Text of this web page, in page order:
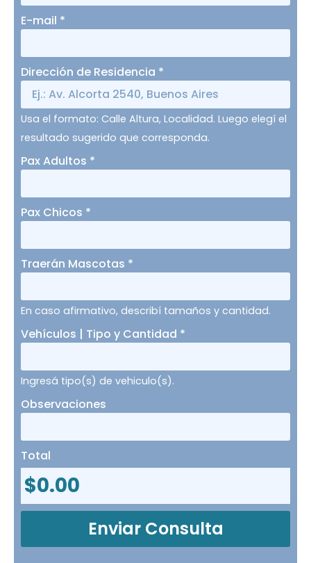
E-mail *
Dirección de Residencia *
Usa el formato: Calle Altura, Localidad. Luego elegí el
resultado sugerido que corresponda.
Pax Adultos *
Pax Chicos *
Traerán Mascotas *
En caso afirmativo, describí tamaños y cantidad.
Vehículos | Tipo y Cantidad *
Ingresá tipo(s) de vehiculo(s).
Observaciones
Total
$0.00
Enviar Consulta